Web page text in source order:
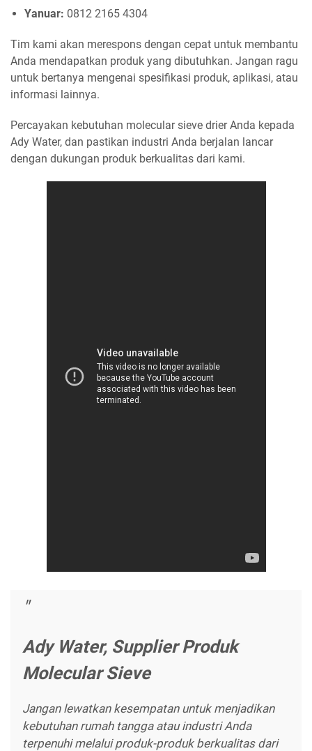
Yanuar: 0812 2165 4304
Tim kami akan merespons dengan cepat untuk membantu
Anda mendapatkan produk yang dibutuhkan. Jangan ragu
untuk bertanya mengenai spesifikasi produk, aplikasi, atau
informasi lainnya.
Percayakan kebutuhan molecular sieve drier Anda kepada
Ady Water, dan pastikan industri Anda berjalan lancar
dengan dukungan produk berkualitas dari kami.
Ady Water, Supplier Produk
Molecular Sieve
Jangan lewatkan kesempatan untuk menjadikan
kebutuhan rumah tangga atau industri Anda
terpenuhi melalui produk-produk berkualitas dari